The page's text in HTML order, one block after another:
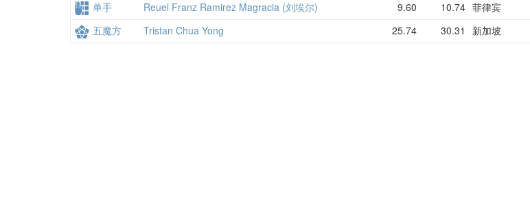
单手 Reuel Franz Ramirez Magracia (刘埃尔) 9.60 10.74 菲律宾
五魔方 Tristan Chua Yong 25.74 30.31 新加坡